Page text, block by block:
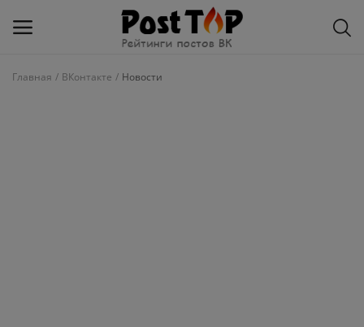
Главная ВКонтакте Новости